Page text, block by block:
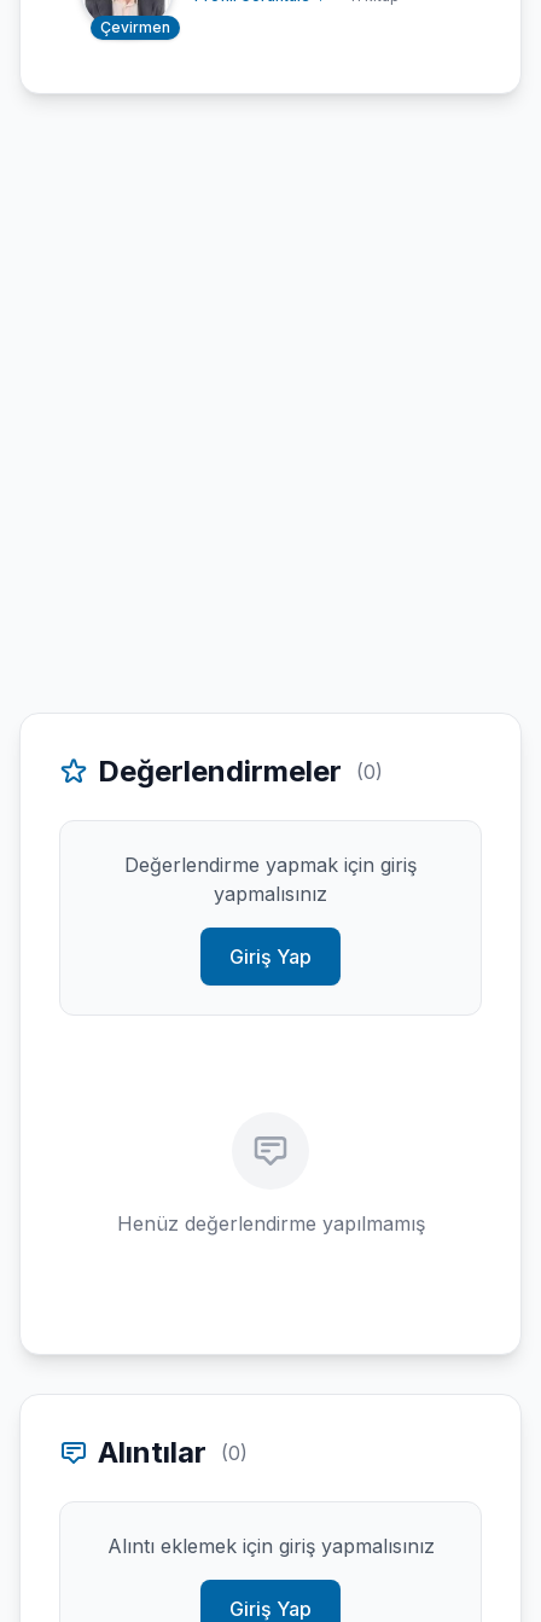
Çevirmen
Değerlendirmeler (0)
Değerlendirme yapmak için giriş
yapmalısınız
Giriş Yap
Henüz değerlendirme yapılmamış
Alıntılar (0)
Alıntı eklemek için giriş yapmalısınız
Giriş Yap